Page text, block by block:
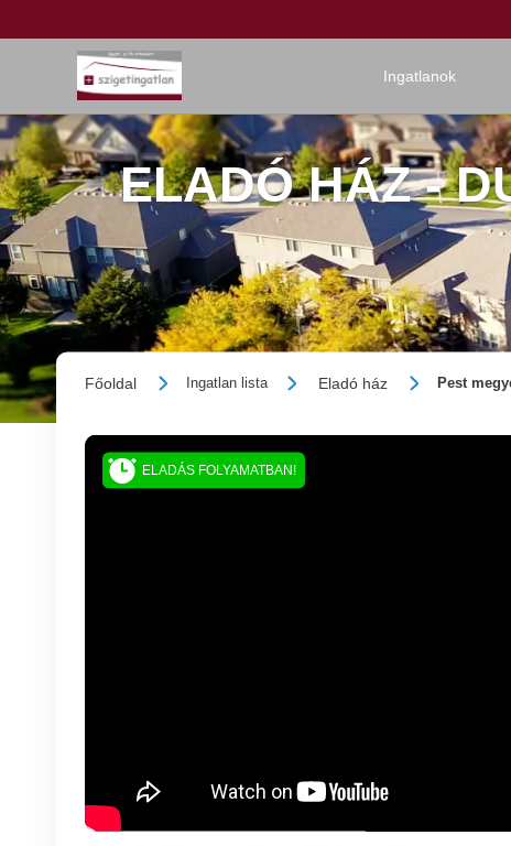
Ingatlanok
ELADÓ HÁZ -
Főoldal Ingatlan lista Eladó ház Pest
ELADÁS FOLYAMATBAN!